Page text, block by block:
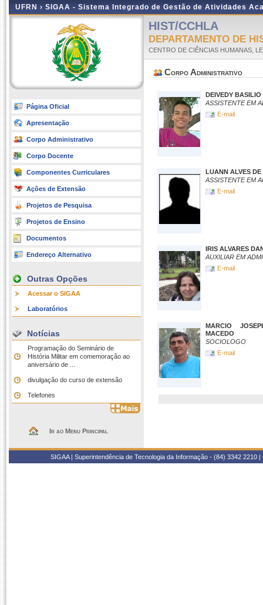
UFRN › SIGAA - Sistema Integrado de Gestão de Atividades
Página Oficial
Apresentação
Corpo Administrativo
Corpo Docente
Componentes Curriculares
Ações de Extensão
Projetos de Pesquisa
Projetos de Ensino
Documentos
Endereço Alternativo
Outras Opções
Acessar o SIGAA
Laboratórios
Notícias
Programação do Seminário de
História Militar em comemoração ao
aniversário de ...
divulgação do curso de extensão
Telefones
Ir ao Menu Principal
HIST/CCHLA
DEPARTAMENTO DE
CENTRO DE CIÊNCIAS HUMANAS,
Corpo Administrativo
DEIVEDY BASILIO
ASSISTENTE EM
E-mail
LUANN ALVES
ASSISTENTE EM
E-mail
IRIS ALVARES
AUXILIAR EM
E-mail
MARCIO
MACEDO
SOCIOLOGO
E-mail
SIGAA | Superintendência de Tecnologia da Informação - (84) 3342